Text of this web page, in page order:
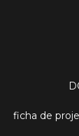
ficha de